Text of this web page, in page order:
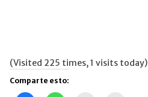
(Visited 225 times, 1 visits today)
Comparte esto: